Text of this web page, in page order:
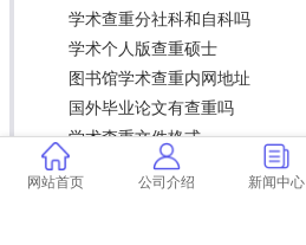
学术查重分社科和自科吗
学术个人版查重硕士
图书馆学术查重内网地址
国外毕业论文有查重吗
学术查重文件格式
亳州毕业论文查重
网站首页 公司介绍 新闻中心